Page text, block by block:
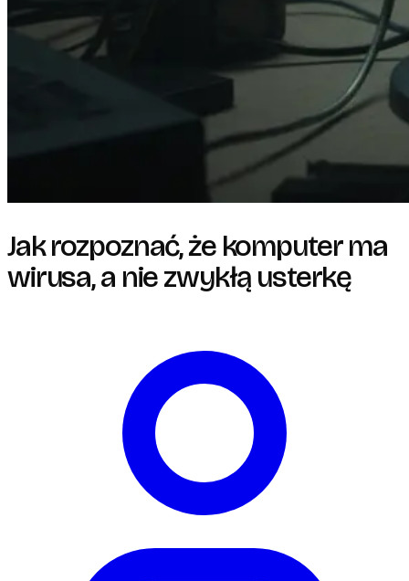
Jak rozpoznać, że komputer ma
wirusa, a nie zwykłą usterkę